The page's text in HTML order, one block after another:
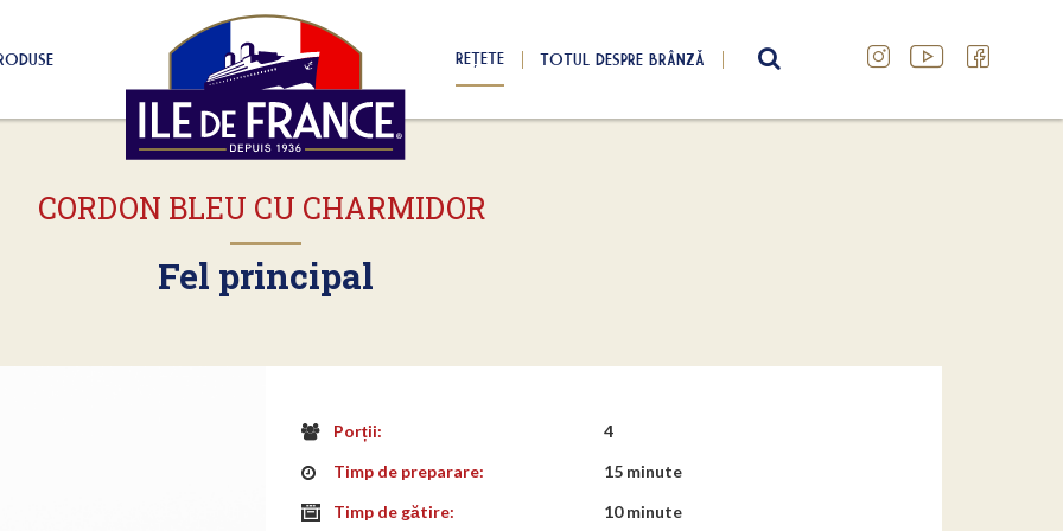
REȚETE TOTUL DESPRE BRÂNZĂ SEARCH
CORDON BLEU CU CHARMIDOR
Fel principal
Porții:
4
Timp de preparare:
15 minute
Timp de gătire:
10 minute